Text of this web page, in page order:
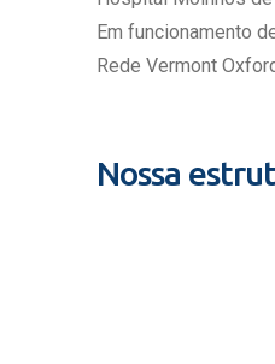
Em funcionamento
Rede Vermont
Nossa